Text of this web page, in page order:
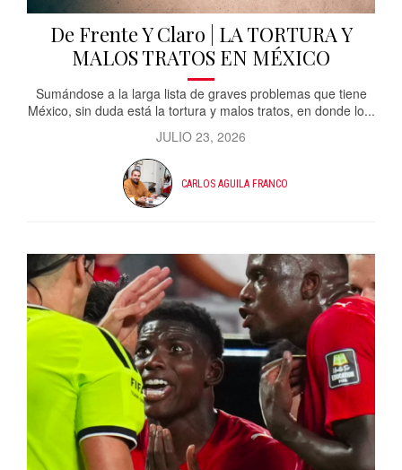
De Frente Y Claro | LA TORTURA Y
MALOS TRATOS EN MÉXICO
Sumándose a la larga lista de graves problemas que tiene
México, sin duda está la tortura y malos tratos, en donde lo...
JULIO 23, 2026
CARLOS AGUILA FRANCO